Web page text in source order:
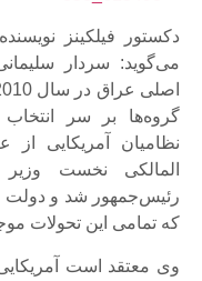
دکستور فیلکینز
می‌گوید: سردار
گروه‌ها بر سر
نظامیان آمریکایی از
المالکی نخست
رئیس‌جمهور شد و دولت
که تمامی این تحولات
وی معتقد است